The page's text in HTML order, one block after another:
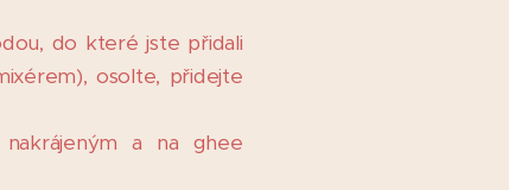
do které jste přidali
osolte, přidejte
a na ghee